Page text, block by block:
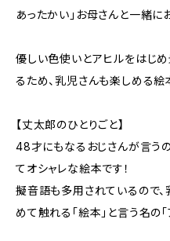
あったかい」お母さんと一緒に
優しい色使いとアヒルをはじ
るため、乳児さんも楽しめる絵
【丈太郎のひとりごと】
48才にもなるおじさんが言う
てオシャレな絵本です！
擬音語も多用されているので
めて触れる「絵本」と言う名の「